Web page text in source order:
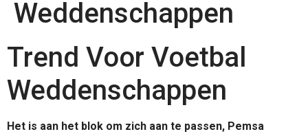
Weddenschappen
Trend Voor Voetbal
Weddenschappen
Het is aan het blok om zich aan te passen, Pemsa